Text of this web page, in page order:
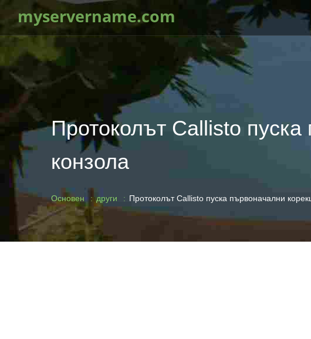
myservername.com
Протоколът Callisto
конзола
Основен други Протоколът Callisto пуска първоначални